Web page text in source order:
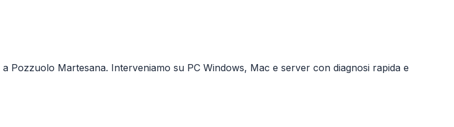
Pozzuolo Martesana. Interveniamo su PC Windows, Mac e server con diagnosi rapida e